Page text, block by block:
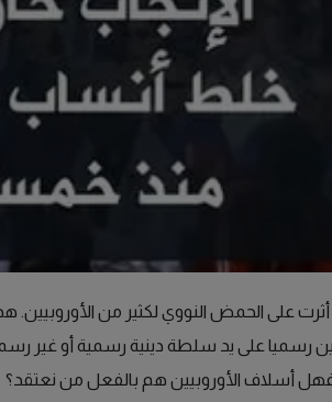
على الحمض النووي لكثير من
رسميا على يد سلطة دينية رسمية أو غير
فهل أسلاف الأوروبيين هم بالفعل من نعتقد؟